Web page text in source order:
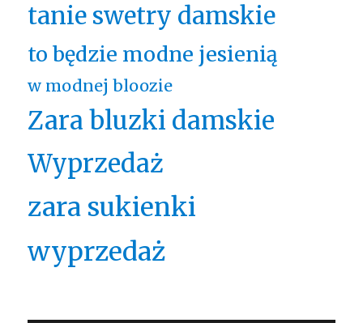
tanie swetry damskie
to będzie modne jesienią
w modnej bloozie
Zara bluzki damskie
Wyprzedaż
zara sukienki
wyprzedaż